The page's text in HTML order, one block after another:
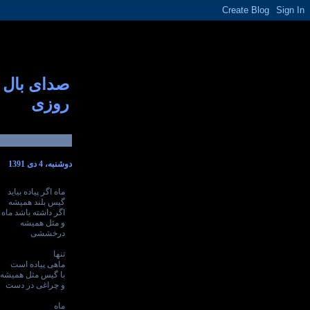
صدای بال
روزی
دوشنبه، 4 دی 1391
ماه اگر پیاده بیاید
گیس بلند همیشه
اگر داشته باشد ماه
و مثل همیشه
درخششی
تنها
ماهی پیاده است
با گیس مثل همیشه
و چراغی در دست
ماه